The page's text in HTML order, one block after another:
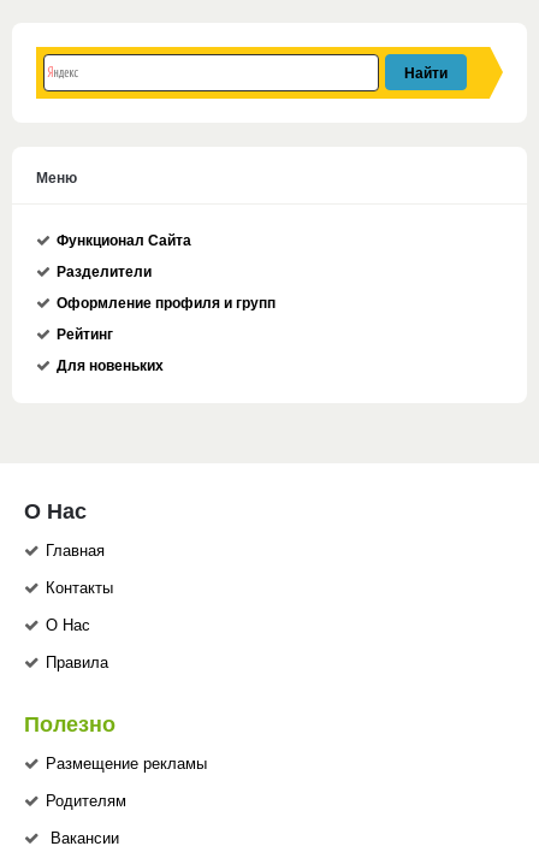
Меню
Функционал Сайта
Разделители
Оформление профиля и групп
Рейтинг
Для новеньких
О Нас
Главная
Контакты
О Нас
Правила
Полезно
Размещение рекламы
Родителям
Вакансии